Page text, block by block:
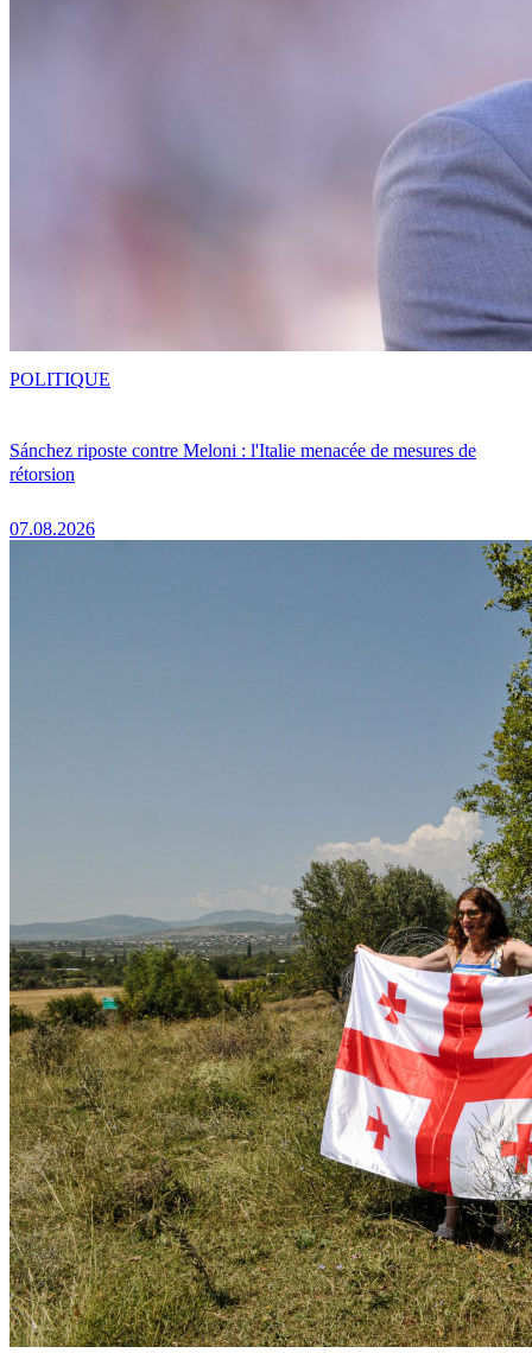
Sánchez riposte contre Meloni : l'Italie menacée de mesures de
rétorsion
07.08.2026
POLITIQUE